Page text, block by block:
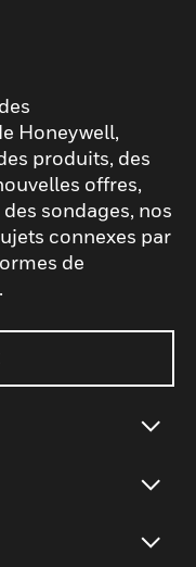
Honeywell,
produits, des
offres,
sondages, nos
connexes par
de